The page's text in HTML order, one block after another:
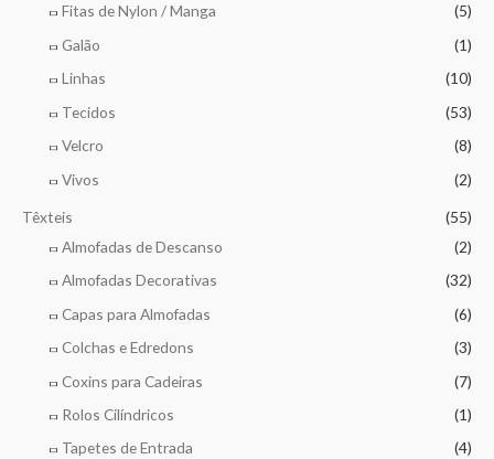
Fitas de Nylon / Manga
(5)
Galão
(1)
Linhas
(10)
Tecidos
(53)
Velcro
(8)
Vivos
(2)
Têxteis
(55)
Almofadas de Descanso
(2)
Almofadas Decorativas
(32)
Capas para Almofadas
(6)
Colchas e Edredons
(3)
Coxins para Cadeiras
(7)
Rolos Cilíndricos
(1)
Tapetes de Entrada
(4)